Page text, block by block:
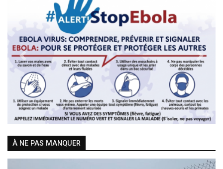
Previous Next
À NE PAS MANQUER